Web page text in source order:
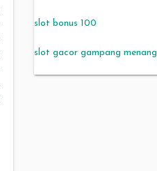
slot bonus 100
slot gacor gampang menang